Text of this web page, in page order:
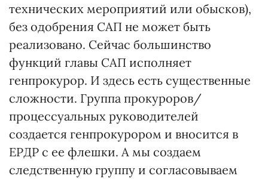
технических мероприятий или обысков),
без одобрения САП не может быть
реализовано. Сейчас большинство
функций главы САП исполняет
генпрокурор. И здесь есть существенные
сложности. Группа прокуроров/
процессуальных руководителей
создается генпрокурором и вносится в
ЕРДР с ее флешки. А мы создаем
следственную группу и согласовываем